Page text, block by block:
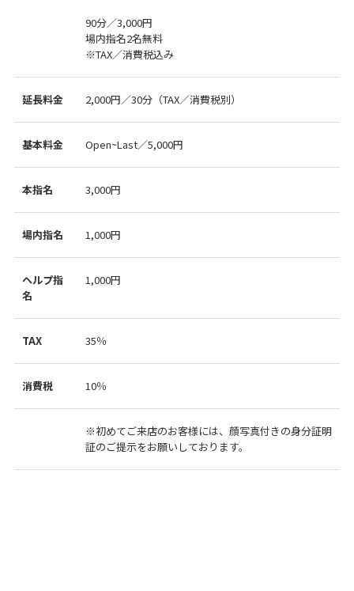
90分／3,000円
場内指名2名無料
※TAX／消費税込み
延長料金 2,000円／30分（TAX／消費税別）
基本料金 Open~Last／5,000円
本指名 3,000円
場内指名 1,000円
ヘルプ指
名
1,000円
TAX 35％
消費税 10％
※初めてご来店のお客様には、顔写真付きの身分証明
証のご提示をお願いしております。